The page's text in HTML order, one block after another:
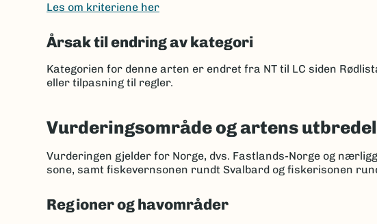
Les om kriteriene her
Årsak til endring av kategori
Kategorien for denne arten er endret fra NT til LC siden
eller tilpasning til regler.
Vurderingsområde og artens
Vurderingen gjelder for Norge, dvs. Fastlands-Norge og
sone, samt fiskevernsonen rundt Svalbard og fiskerisonen
Regioner og havområder